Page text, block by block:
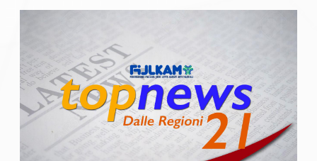
La disciplina
News
Gare e Risultati
Attività Didattica
Albi Federali
Karate